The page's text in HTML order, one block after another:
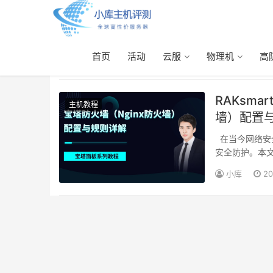
首页 活动 云服 物理机 高
Nginx防火墙
主机教程
墙）配置
安全防护。本
小库